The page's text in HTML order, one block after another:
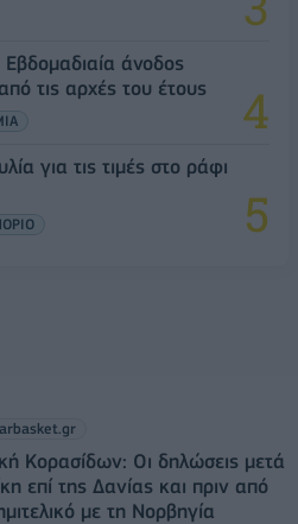
άνοδος
τις αρχές του έτους
για τις τιμές στο ράφι
Κορασίδων: Οι δηλώσεις μετά
επί της Δανίας και πριν από
με τη Νορβηγία